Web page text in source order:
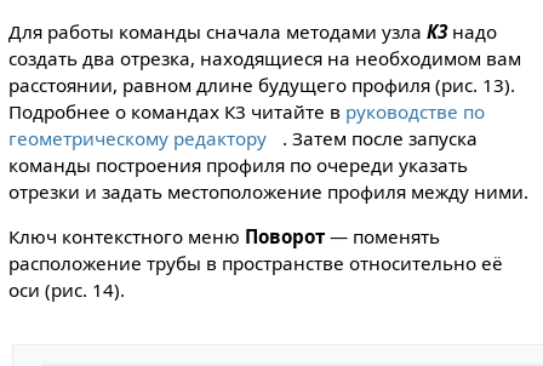
Для работы команды сначала методами узла К3надо
создать два отрезка, находящиеся на необходимом вам
расстоянии, равном длине будущего профиля (рис. 13).
Подробнее о командах К3 читайте в руководстве по
геометрическому редактору
. Затем после запуска
команды построения профиля по очереди указать
отрезки и задать местоположение профиля между ними.
Ключ контекстного меню Поворот— поменять
расположение трубы в пространстве относительно её
оси (рис. 14).